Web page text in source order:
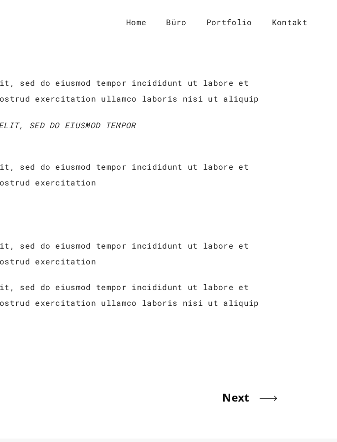
Home Büro Portfolio Kontakt
sed do eiusmod tempor incididunt ut labore et
exercitation ullamco laboris nisi ut aliquip
SED DO EIUSMOD TEMPOR
sed do eiusmod tempor incididunt ut labore et
exercitation
sed do eiusmod tempor incididunt ut labore et
exercitation
sed do eiusmod tempor incididunt ut labore et
exercitation ullamco laboris nisi ut aliquip
Next